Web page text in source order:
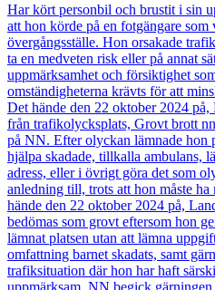
Har kört personbil och brustit i sin
att hon körde på en fotgängare som
övergångsställe. Hon orsakade
ta en medveten risk eller på annat
uppmärksamhet och försiktighet
omständigheterna krävts för att
Det hände den 22 oktober 2024
från trafikolycksplats, Grovt brott
på NN. Efter olyckan lämnade hon
hjälpa skadade, tillkalla ambulans,
adress, eller i övrigt göra det som
anledning till, trots att hon måste
hände den 22 oktober 2024 på,
bedömas som grovt eftersom hon
lämnat platsen utan att lämna
omfattning barnet skadats, samt
trafiksituation där hon har haft
uppmärksam. NN begick